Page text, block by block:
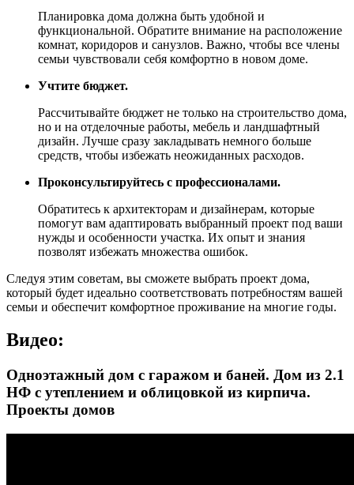
Планировка дома должна быть удобной и
функциональной. Обратите внимание на расположение
комнат, коридоров и санузлов. Важно, чтобы все члены
семьи чувствовали себя комфортно в новом доме.
Учтите бюджет.
Рассчитывайте бюджет не только на строительство дома,
но и на отделочные работы, мебель и ландшафтный
дизайн. Лучше сразу закладывать немного больше
средств, чтобы избежать неожиданных расходов.
Проконсультируйтесь с профессионалами.
Обратитесь к архитекторам и дизайнерам, которые
помогут вам адаптировать выбранный проект под ваши
нужды и особенности участка. Их опыт и знания
позволят избежать множества ошибок.
Следуя этим советам, вы сможете выбрать проект дома,
который будет идеально соответствовать потребностям вашей
семьи и обеспечит комфортное проживание на многие годы.
Видео:
Одноэтажный дом с гаражом и баней. Дом из 2.1
НФ с утеплением и облицовкой из кирпича.
Проекты домов